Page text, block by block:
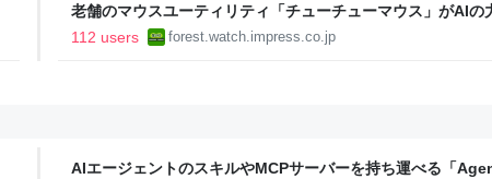
老舗のマウスユーティリティ「チューチューマウス」がAIの
りに復活／64bit化、Windows 10/11、「Chrome」も走り回
2026年末まで500円
112 users forest.watch.impress.co.jp
AIエージェントのスキルやMCPサーバーを持ち運べる「